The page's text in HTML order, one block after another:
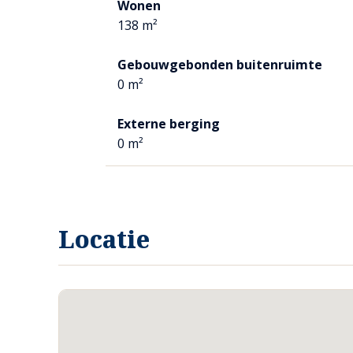
afwijken van de werkelijke situatie.
Wonen
138 m²
Gebouwgebonden buitenruimte
0 m²
Externe berging
0 m²
Locatie